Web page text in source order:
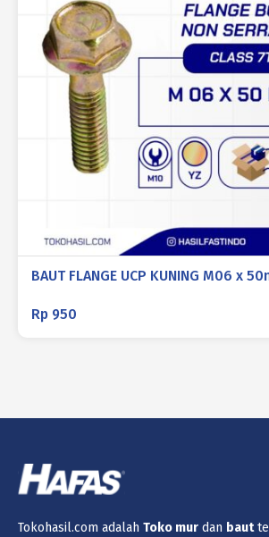
BAUT FLANGE UCP KUNING M06 x
Rp 950
Tokohasil.com adalah Toko mur dan baut